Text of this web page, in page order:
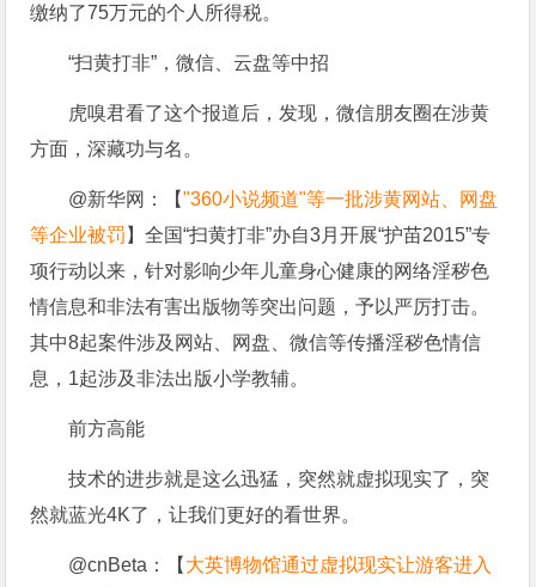
缴纳了75万元的个人所得税。
“扫黄打非”，微信、云盘等中招
虎嗅君看了这个报道后，发现，微信朋友圈在涉黄
方面，深藏功与名。
@新华网：【"360小说频道"等一批涉黄网站、网盘
等企业被罚 】全国“扫黄打非”办自3月开展“护苗2015”专
项行动以来，针对影响少年儿童身心健康的网络淫秽色
情信息和非法有害出版物等突出问题，予以严厉打击。
其中8起案件涉及网站、网盘、微信等传播淫秽色情信
息，1起涉及非法出版小学教辅。
前方高能
技术的进步就是这么迅猛，突然就虚拟现实了，突
然就蓝光4K了，让我们更好的看世界。
@cnBeta：【 大英博物馆通过虚拟现实让游客进入